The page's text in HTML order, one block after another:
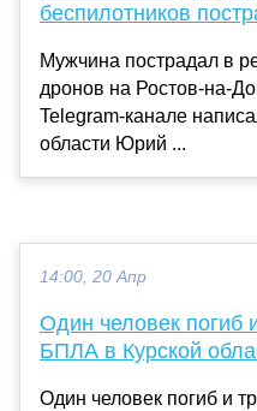
беспилотников
Мужчина пострадал в
дронов на Ростов-на-
Telegram-канале
области Юрий ...
14:00, 20 Апр
Один человек погиб
БПЛА в Курской
Один человек погиб и